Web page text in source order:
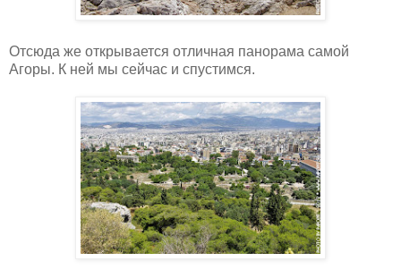
Отсюда же открывается отличная панорама самой
Агоры. К ней мы сейчас и спустимся.